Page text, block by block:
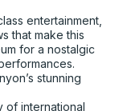
entertainment,
that make this
for a nostalgic
stunning
of international